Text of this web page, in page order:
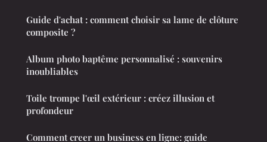
Guide d'achat : comment choisir sa lame de clôture
composite ?
Album photo baptême personnalisé : souvenirs
inoubliables
Toile trompe l'œil extérieur : créez illusion et
profondeur
Comment creer un business en ligne: guide